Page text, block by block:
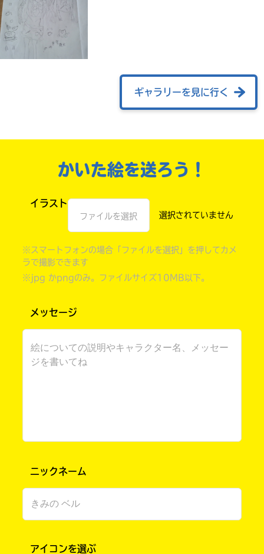
ギャラリーを見に行く
かいた絵を送ろう！
イラスト
ファイルを選択
※スマートフォンの場合「ファイルを選択」を押してカメ
ラで撮影できます
※jpg かpngのみ。ファイルサイズ10MB以下。
メッセージ
ニックネーム
アイコンを選ぶ